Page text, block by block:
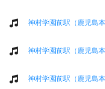
神村学園前駅（鹿児島
神村学園前駅（鹿児島
神村学園前駅（鹿児島